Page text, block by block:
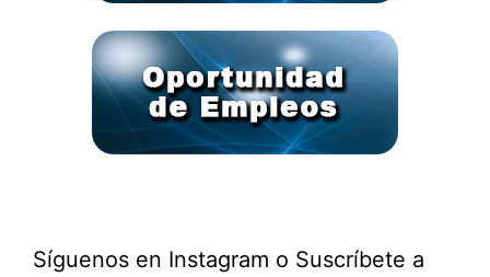
Síguenos en Instagram o Suscríbete a